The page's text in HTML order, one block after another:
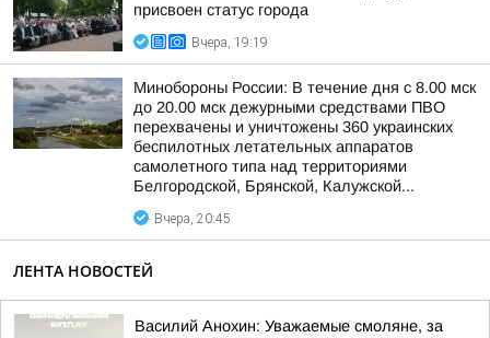
присвоен статус города
Вчера, 19:19
Минобороны России: В течение дня с 8.00 мск
до 20.00 мск дежурными средствами ПВО
перехвачены и уничтожены 360 украинских
беспилотных летательных аппаратов
самолетного типа над территориями
Белгородской, Брянской, Калужской...
Вчера, 20:45
ЛЕНТА НОВОСТЕЙ
Василий Анохин: Уважаемые смоляне, за